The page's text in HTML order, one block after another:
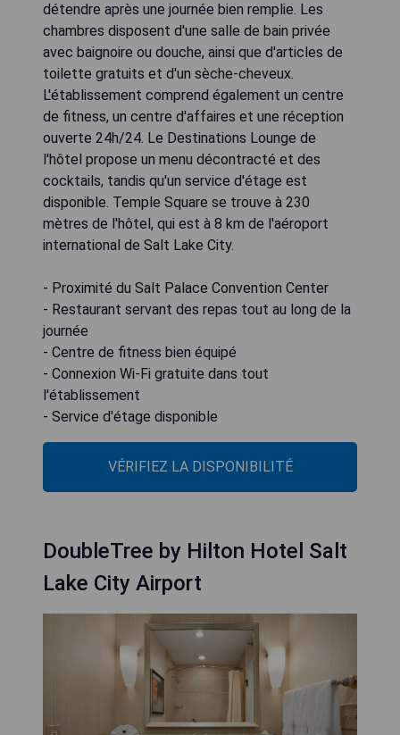
détendre après une journée bien remplie. Les
chambres disposent d'une salle de bain privée
avec baignoire ou douche, ainsi que d'articles de
toilette gratuits et d'un sèche-cheveux.
L'établissement comprend également un centre
de fitness, un centre d'affaires et une réception
ouverte 24h/24. Le Destinations Lounge de
l'hôtel propose un menu décontracté et des
cocktails, tandis qu'un service d'étage est
disponible. Temple Square se trouve à 230
mètres de l'hôtel, qui est à 8 km de l'aéroport
international de Salt Lake City.
- Proximité du Salt Palace Convention Center
- Restaurant servant des repas tout au long de la
journée
- Centre de fitness bien équipé
- Connexion Wi-Fi gratuite dans tout
l'établissement
- Service d'étage disponible
VÉRIFIEZ LA DISPONIBILITÉ
DoubleTree by Hilton Hotel Salt
Lake City Airport